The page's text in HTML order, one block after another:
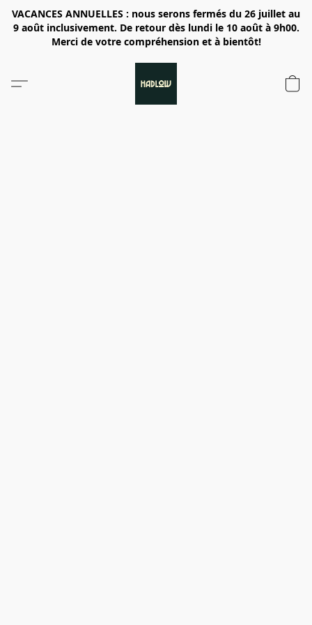
VACANCES ANNUELLES : nous serons fermés du 26 juillet au
9 août inclusivement. De retour dès lundi le 10 août à 9h00.
Merci de votre compréhension et à bientôt!